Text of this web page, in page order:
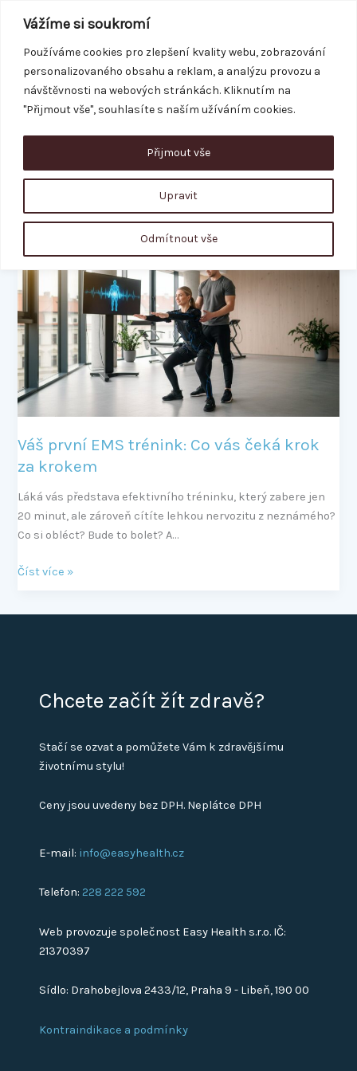
Vážíme si soukromí
Používáme cookies pro zlepšení kvality webu, zobrazování
personalizovaného obsahu a reklam, a analýzu provozu a
návštěvnosti na webových stránkách. Kliknutím na
"Přijmout vše", souhlasíte s naším užíváním cookies.
Upravit
Odmítnout vše
Přijmout vše
obsah
REZERVACE
průvodce pro
začátečníky
Váš první EMS trénink: Co vás čeká krok
za krokem
Láká vás představa efektivního tréninku, který zabere jen
20 minut, ale zároveň cítíte lehkou nervozitu z neznámého?
Co si obléct? Bude to bolet? A…
první
trénink:
Co
vás
čeká
krok
za
krokem
Číst více »
Chcete začít žít zdravě?
Stačí se ozvat a pomůžete Vám k zdravějšímu
životnímu stylu!
Ceny jsou uvedeny bez DPH. Neplátce DPH
E-mail: info@easyhealth.cz
Telefon:228 222 592
Web provozuje společnost Easy Health s.r.o. IČ:
21370397
Sídlo: Drahobejlova 2433/12, Praha 9 - Libeň, 190 00
Kontraindikace a podmínky